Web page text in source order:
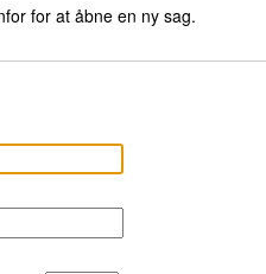
for at åbne en ny sag.